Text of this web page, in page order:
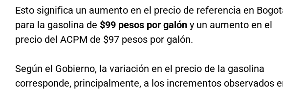
Esto significa un aumento en el precio de referencia en
para la gasolina de $99 pesos por galóny un aumento en el
precio del ACPM de $97 pesos por galón.
Según el Gobierno, la variación en el precio de la gasolina
corresponde, principalmente, a los incrementos observados